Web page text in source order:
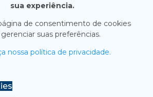
sua experiência.
de consentimento de cookies
gerenciar suas preferências.
nossa política de privacidade.